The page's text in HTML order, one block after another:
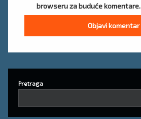
browseru za buduće komentare.
Pretraga